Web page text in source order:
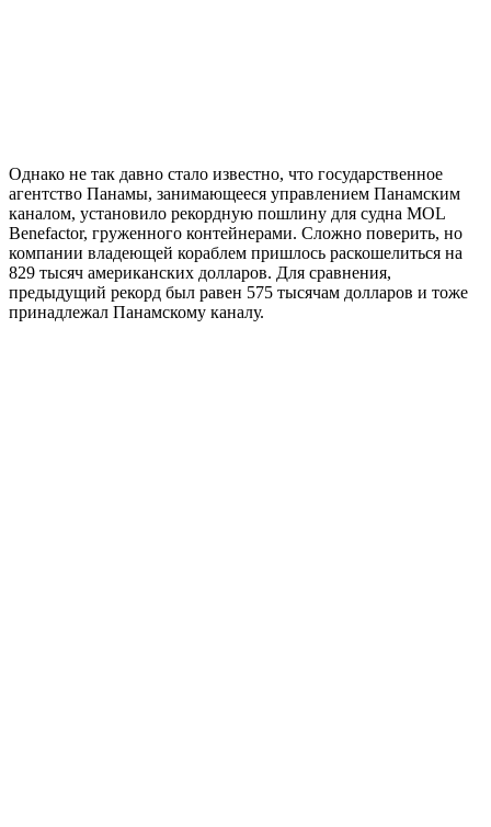
Однако не так давно стало известно, что государственное
агентство Панамы, занимающееся управлением Панамским
каналом, установило рекордную пошлину для судна MOL
Benefactor, груженного контейнерами. Сложно поверить, но
компании владеющей кораблем пришлось раскошелиться на
829 тысяч американских долларов. Для сравнения,
предыдущий рекорд был равен 575 тысячам долларов и тоже
принадлежал Панамскому каналу.